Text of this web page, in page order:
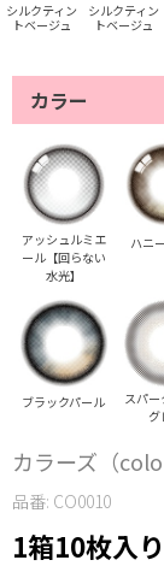
シルクティン
トベージュ
シルクティン
トベージュ
カラー
アッシュルミエ
ール【回らない
水光】
ハニ
ブラックパール
スパ
グ
カラーズ（
品番: CO0010
1箱10枚入り